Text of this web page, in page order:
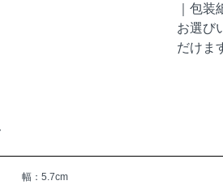
幅：5.7cm